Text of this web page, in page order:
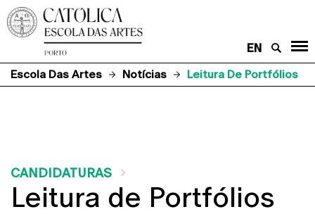
EN
Escola Das Artes
Notícias Leitura De Portfólios
CANDIDATURAS
Leitura de Portfólios